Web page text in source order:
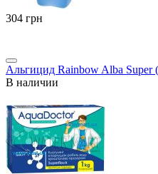
‍304‍ грн
Альгицид Rainbow Alba Super
В наличии